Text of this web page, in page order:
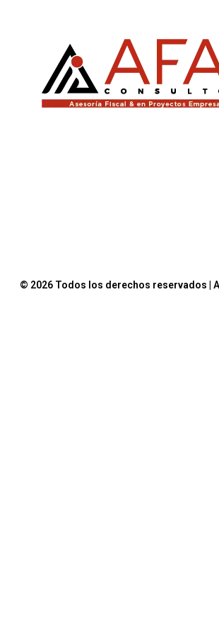
© 2026 Todos los derechos reservados |